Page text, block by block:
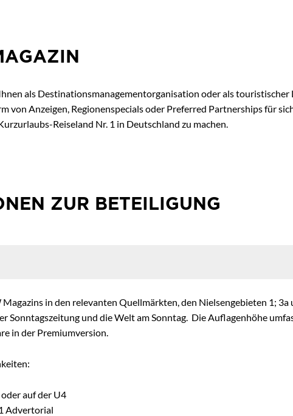
als Destinationsmanagementorganisation oder als
von Anzeigen, Regionenspecials oder Preferred Partnerships für
Reiseland Nr. 1 in Deutschland zu machen.
ZUR BETEILIGUNG
in den relevanten Quellmärkten, den Nielsengebieten 1;
Sonntagszeitung und die Welt am Sonntag. Die Auflagenhöhe
in der Premiumversion.
auf der U4
Advertorial